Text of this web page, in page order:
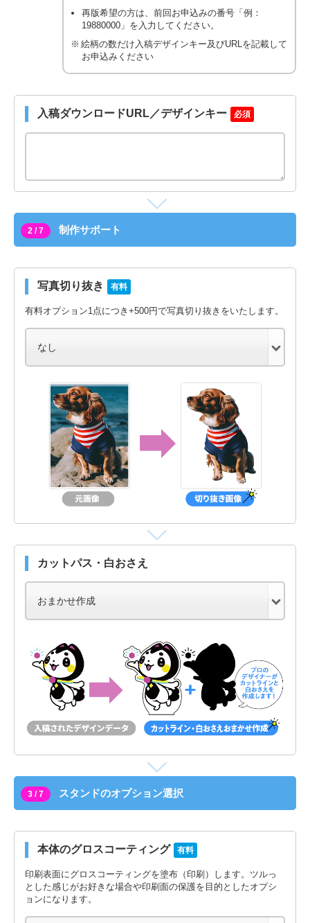
再版希望の方は、前回お申込みの番号「例：
19880000」を入力してください。
絵柄の数だけ入稿デザインキー及びURLを記載して
お申込みください
入稿ダウンロードURL／デザインキー 必須
2 / 7 制作サポート
写真切り抜き 有料
有料オプション1点につき+500円で写真切り抜きをいたします。
カットパス・白おさえ
3 / 7 スタンドのオプション選択
本体のグロスコーティング 有料
印刷表面にグロスコーティングを塗布（印刷）します。ツルっ
とした感じがお好きな場合や印刷面の保護を目的としたオプシ
ョンになります。